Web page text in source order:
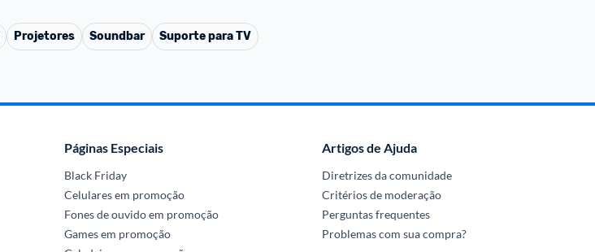
Projetores Soundbar Suporte para TV
Páginas Especiais
Black Friday
Celulares em promoção
Fones de ouvido em promoção
Games em promoção
Artigos de Ajuda
Diretrizes da comunidade
Critérios de moderação
Perguntas frequentes
Problemas com sua compra?